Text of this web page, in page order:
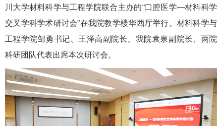
川大学材料科学与工程学院联合主办的“口腔医学—材料科学
交叉学科学术研讨会”在我院教学楼华西厅举行。材料科学与
工程学院邹勇书记、王泽高副院长、我院袁泉副院长、两院
科研团队代表出席本次研讨会。